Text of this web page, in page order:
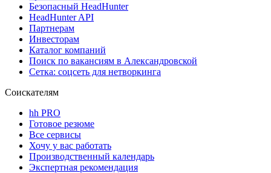
Безопасный HeadHunter
HeadHunter API
Партнерам
Инвесторам
Каталог компаний
Поиск по вакансиям в Александровской
Сетка: соцсеть для нетворкинга
Соискателям
hh PRO
Готовое резюме
Все сервисы
Хочу у вас работать
Производственный календарь
Экспертная рекомендация